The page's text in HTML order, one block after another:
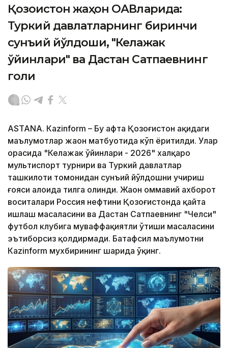
Қозоғистон жаҳон ОАВларида:
Туркий давлатларнинг биринчи
сунъий йўлдоши, "Келажак
ўйинлари" ва Дастан Сатпаевнинг
голи
ASTANА. Кazinform – Бу ҳафта Қозоғистон ҳақидаги
маълумотлар жаҳон матбуотида кўп ёритилди. Улар
орасида "Келажак ўйинлари - 2026" халқаро
мультиспорт турнири ва Туркий давлатлар
ташкилоти томонидан сунъий йўлдошни учириш
ғояси алоҳида тилга олинди. Жаҳон оммавий ахборот
воситалари Россия нефтини Қозоғистонда қайта
ишлаш масаласини ва Дастан Сатпаевнинг "Челси"
футбол клубига муваффақиятли ўтиши масаласини
эътиборсиз қолдирмади. Батафсил маълумотни
Кazinform мухбирининг шарҳида ўқинг.